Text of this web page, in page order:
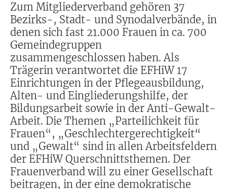
Zum Mitgliederverband gehören 37
Bezirks-, Stadt- und Synodalverbände, in
denen sich fast 21.000 Frauen in ca. 700
Gemeindegruppen
zusammengeschlossen haben. Als
Trägerin verantwortet die EFHiW 17
Einrichtungen in der Pflegeausbildung,
Alten- und Eingliederungshilfe, der
Bildungsarbeit sowie in der Anti-Gewalt-
Arbeit. Die Themen „Parteilichkeit für
Frauen“, „Geschlechtergerechtigkeit“
und „Gewalt“ sind in allen Arbeitsfeldern
der EFHiW Querschnittsthemen. Der
Frauenverband will zu einer Gesellschaft
beitragen, in der eine demokratische